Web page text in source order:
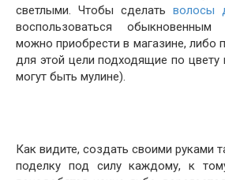
светлыми. Чтобы сделать волосы
воспользоваться
можно приобрести в магазине, либо
для этой цели подходящие по цвету
могут быть мулине).
Как видите, создать своими руками
поделку под силу каждому, к